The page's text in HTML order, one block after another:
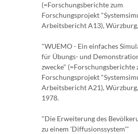
(=Forschungsberichte zum
Forschungsprojekt
Arbeitsbericht A13),
"WUEMO - Ein einfaches
für Übungs- und
zwecke" (=Forschungsberichte
Forschungsprojekt
Arbeitsbericht A21),
1978.
"Die Erweiterung des
zu einem 'Diffusionssystem'"